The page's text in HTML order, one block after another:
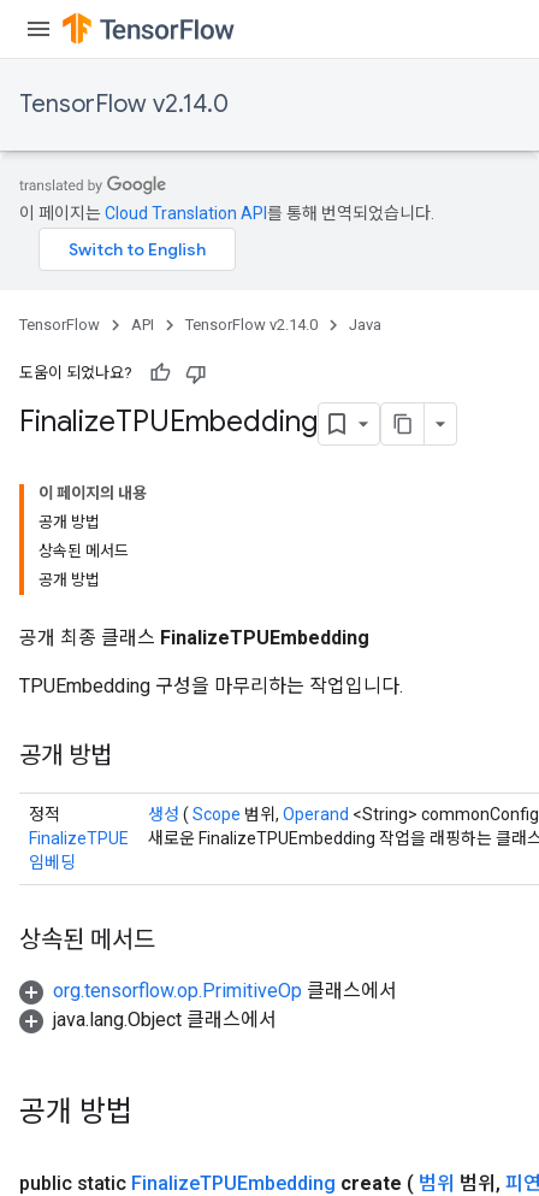
TensorFlow v2.14.0
이 페이지는Cloud Translation API 를 통해 번역되었습니다.
TensorFlow API TensorFlow v2.14.0 Java
도움이 되었나요?
FinalizeTPUEmbedding
이 페이지의 내용
공개 방법
상속된 메서드
공개 방법
공개 최종 클래스 FinalizeTPUEmbedding
TPUEmbedding 구성을 마무리하는 작업입니다.
공개 방법
정적
FinalizeTPUE
임베딩
생성 ( Scope 범위, Operand <String>
새로운 FinalizeTPUEmbedding 작업을 래핑하는 클래
상속된 메서드
org.tensorflow.op.PrimitiveOp 클래스에서
java.lang.Object 클래스에서
공개 방법
public static FinalizeTPUEmbedding create ( 범위 범위 , 피